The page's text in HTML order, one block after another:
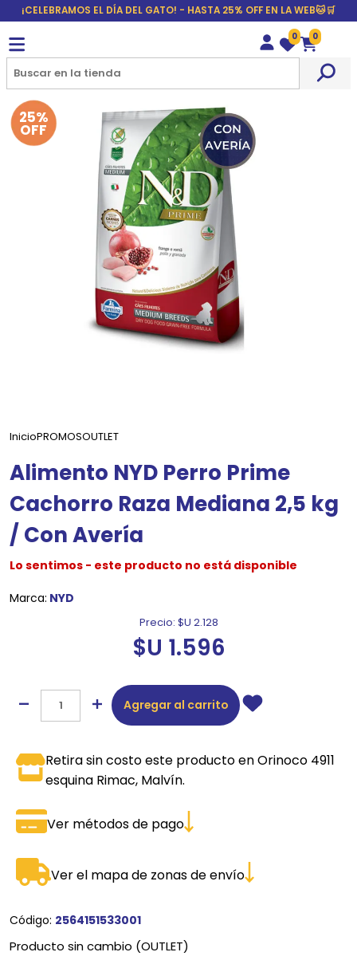
¡CELEBRAMOS EL DÍA DEL GATO! - HASTA 25% OFF EN LA WEB🐱🛒
Wishlist
0
Carrito
0
25%
OFF
InicioPROMOSOUTLET
Alimento NYD Perro Prime
Cachorro Raza Mediana 2,5 kg
/ Con Avería
Lo sentimos - este producto no está disponible
Marca: NYD
Precio: $U 2.128
$U 1.596
Agregar al carrito
Retira sin costo este producto en Orinoco 4911
esquina Rimac, Malvín.
Ver métodos de pago
Ver el mapa de zonas de envío
Código: 2564151533001
Producto sin cambio (OUTLET)